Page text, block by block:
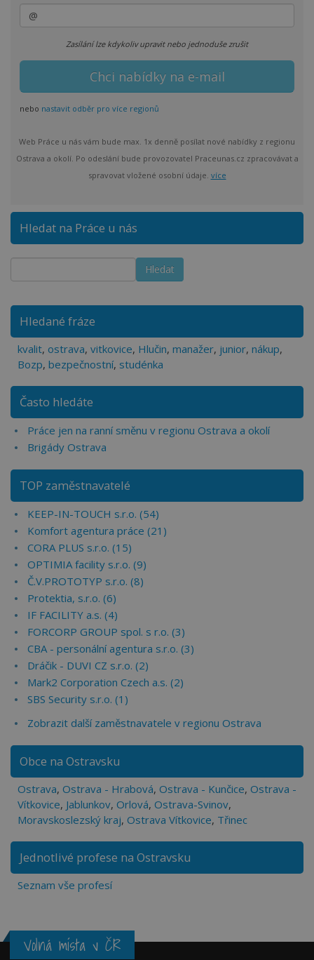
Zasílání lze kdykoliv upravit nebo jednoduše zrušit
nebo nastavit odběr pro více regionů
Web Práce u nás vám bude max. 1x denně posílat nové nabídky z regionu
Ostrava a okolí. Po odeslání bude provozovatel Praceunas.cz zpracovávat a
spravovat vložené osobní údaje. více
Hledat na Práce u nás
Hledané fráze
kvalit, ostrava, vitkovice, Hlučin, manažer, junior, nákup,
Bozp, bezpečnostní, studénka
Často hledáte
Práce jen na ranní směnu v regionu Ostrava a okolí
Brigády Ostrava
TOP zaměstnavatelé
KEEP-IN-TOUCH s.r.o. (54)
Komfort agentura práce (21)
CORA PLUS s.r.o. (15)
OPTIMIA facility s.r.o. (9)
Č.V.PROTOTYP s.r.o. (8)
Protektia, s.r.o. (6)
IF FACILITY a.s. (4)
FORCORP GROUP spol. s r.o. (3)
CBA - personální agentura s.r.o. (3)
Dráčik - DUVI CZ s.r.o. (2)
Mark2 Corporation Czech a.s. (2)
SBS Security s.r.o. (1)
Zobrazit další zaměstnavatele v regionu Ostrava
Obce na Ostravsku
Ostrava, Ostrava - Hrabová, Ostrava - Kunčice, Ostrava -
Vítkovice, Jablunkov, Orlová, Ostrava-Svinov,
Moravskoslezský kraj, Ostrava Vítkovice, Třinec
Jednotlivé profese na Ostravsku
Seznam vše profesí
Volná místa v ČR